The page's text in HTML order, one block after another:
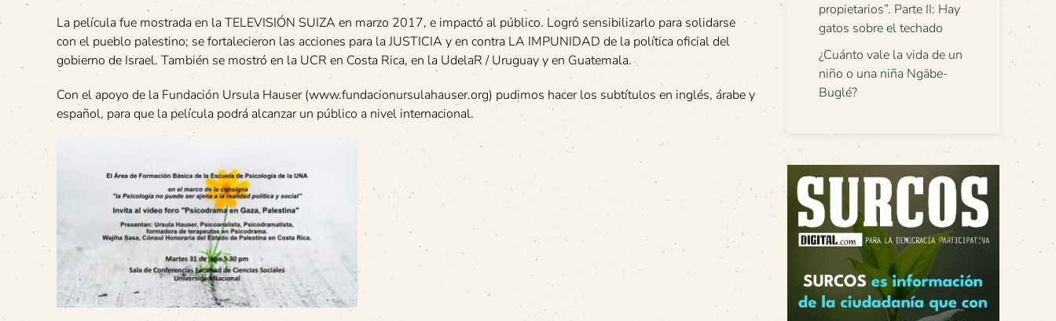
La película fue mostrada en la TELEVISIÓN SUIZA en marzo 2017, e impactó al público. Logró sensibilizarlo para solidarse
con el pueblo palestino; se fortalecieron las acciones para la JUSTICIA y en contra LA IMPUNIDAD de la política oficial del
gobierno de Israel. También se mostró en la UCR en Costa Rica, en la UdelaR / Uruguay y en Guatemala.
Con el apoyo de la Fundación Ursula Hauser (www.fundacionursulahauser.org) pudimos hacer los subtítulos en inglés, árabe y
español, para que la película podrá alcanzar un público a nivel internacional.
propietarios”. Parte II: Hay
gatos sobre el techado
¿Cuánto vale la vida de un
niño o una niña Ngäbe-
Buglé?